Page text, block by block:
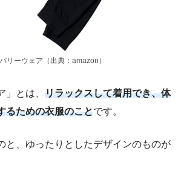
リーウェア（出典：amazon）
」とは、 リラックスして着用でき、体
るための衣服のことです。
と、ゆったりとしたデザインのものが